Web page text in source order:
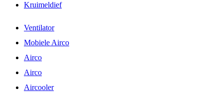
Kruimeldief
Ventilator
Mobiele Airco
Airco
Airco
Aircooler